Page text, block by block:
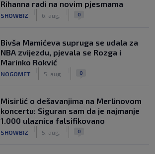
Rihanna radi na novim pjesmama
SHOWBIZ 6. aug. 0
Bivša Mamićeva supruga se udala za
NBA zvijezdu, pjevala se Rozga i
Marinko Rokvić
NOGOMET 5. aug. 0
Misirlić o dešavanjima na Merlinovom
koncertu: Siguran sam da je najmanje
1.000 ulaznica falsifikovano
SHOWBIZ 5. aug. 0